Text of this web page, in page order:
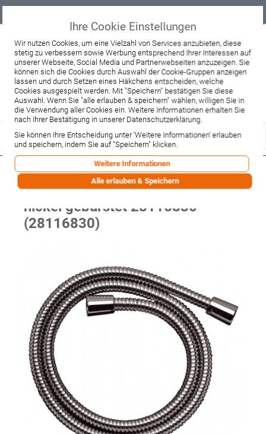
Beratung & Verkauf
+49 37467 66944
Montag - Freitag:
10:00 - 12:00 Uhr
13:00 - 16:00 Uhr
Samstag:
9:00 - 12:00 Uhr
Lieferzeitanfrage Widerruf
Hansgrohe AXOR Montreux
Metallbrauseschlauch 1600 mm,
nickel gebürstet 28116830
(28116830)
Ihre Cookie Einstellungen
Wir nutzen Cookies, um eine Vielzahl von Services anzubieten, diese
stetig zu verbessern sowie Werbung entsprechend Ihrer Interessen auf
unserer Webseite, Social Media und Partnerwebseiten anzuzeigen. Sie
können sich die Cookies durch Auswahl der Cookie-Gruppen anzeigen
lassen und durch Setzen eines Häkchens entscheiden, welche
Cookies ausgespielt werden. Mit "Speichern" bestätigen Sie diese
Auswahl. Wenn Sie "alle erlauben & speichern" wählen, willigen Sie in
die Verwendung aller Cookies ein. Weitere Informationen erhalten Sie
nach Ihrer Bestätigung in unserer Datenschutzerklärung.
Sie können Ihre Entscheidung unter 'Weitere Informationen' erlauben
und speichern, indem Sie auf "Speichern" klicken.
Weitere Informationen
Alle erlauben & Speichern